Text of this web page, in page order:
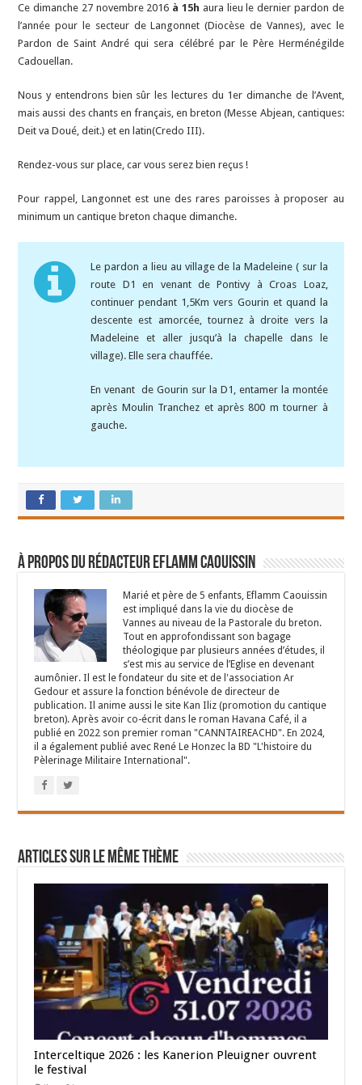
Ce dimanche 27 novembre 2016 à 15h aura lieu le dernier pardon de
l’année pour le secteur de Langonnet (Diocèse de Vannes), avec le
Pardon de Saint André qui sera célébré par le Père Herménégilde
Cadouellan.
Nous y entendrons bien sûr les lectures du 1er dimanche de l’Avent,
mais aussi des chants en français, en breton (Messe Abjean, cantiques:
Deit va Doué, deit.) et en latin(Credo III).
Rendez-vous sur place, car vous serez bien reçus !
Pour rappel, Langonnet est une des rares paroisses à proposer au
minimum un cantique breton chaque dimanche.
Le pardon a lieu au village de la Madeleine ( sur la
route D1 en venant de Pontivy à Croas Loaz,
continuer pendant 1,5Km vers Gourin et quand la
descente est amorcée, tournez à droite vers la
Madeleine et aller jusqu’à la chapelle dans le
village). Elle sera chauffée.
En venant de Gourin sur la D1, entamer la montée
après Moulin Tranchez et après 800 m tourner à
gauche.
À propos du rédacteur Eflamm Caouissin
Marié et père de 5 enfants, Eflamm Caouissin
est impliqué dans la vie du diocèse de
Vannes au niveau de la Pastorale du breton.
Tout en approfondissant son bagage
théologique par plusieurs années d’études, il
s’est mis au service de l’Eglise en devenant
aumônier. Il est le fondateur du site et de l'association Ar
Gedour et assure la fonction bénévole de directeur de
publication. Il anime aussi le site Kan Iliz (promotion du cantique
breton). Après avoir co-écrit dans le roman Havana Café, il a
publié en 2022 son premier roman "CANNTAIREACHD". En 2024,
il a également publié avec René Le Honzec la BD "L'histoire du
Pèlerinage Militaire International".
Articles sur le même thème
Interceltique 2026 : les Kanerion Pleuigner ouvrent
le festival